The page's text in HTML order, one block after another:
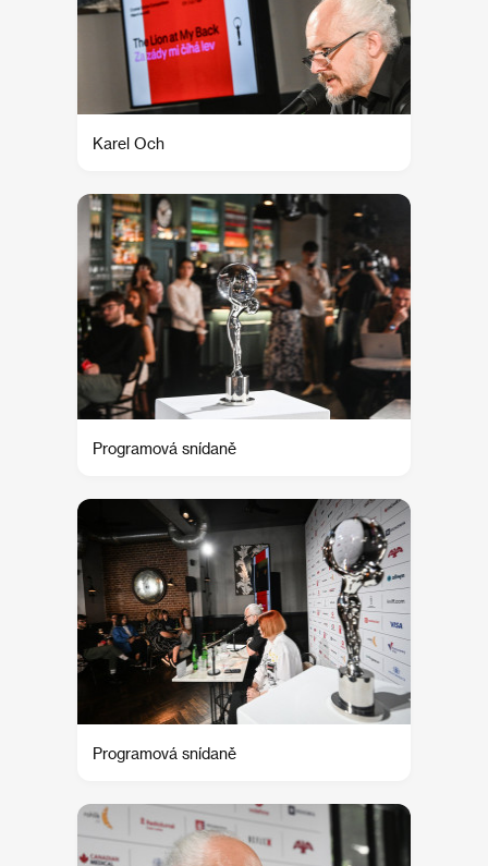
Karel Och
Programová snídaně
Programová snídaně